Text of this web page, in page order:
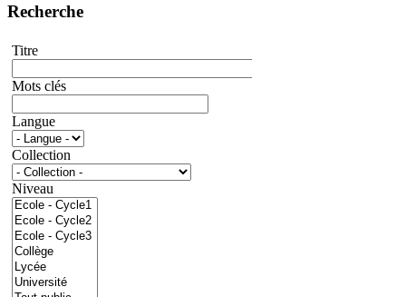
Recherche
Titre
Mots clés
Langue
Collection
Niveau